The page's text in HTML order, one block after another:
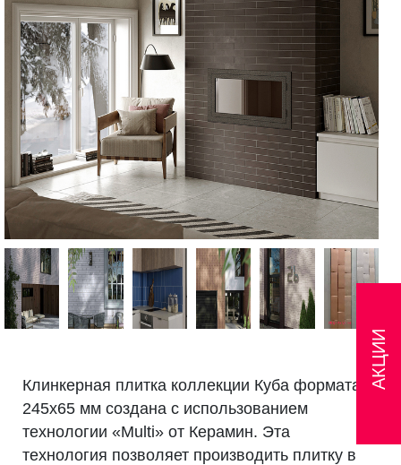
Клинкерная плитка коллекции Куба формата
245х65 мм создана с использованием
технологии «Multi» от Керамин. Эта
технология позволяет производить плитку в
АКЦИИ